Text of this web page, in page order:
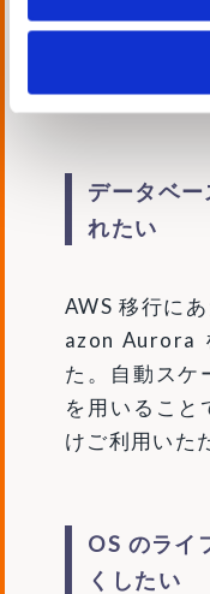
「Trust no
設計理念に
化、通信の暗
データベ
れたい
AWS 移行に
azon Aurora
た。自動スケ
を用いること
けご利用いた
OS のライ
くしたい